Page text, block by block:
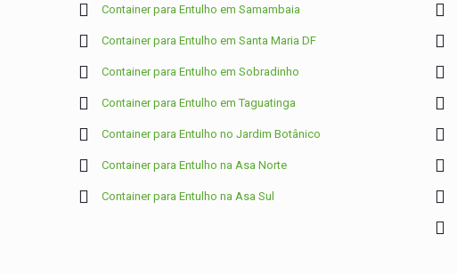
Container para Entulho em Samambaia
Container para Entulho em Santa Maria DF
Container para Entulho em Sobradinho
Container para Entulho em Taguatinga
Container para Entulho no Jardim Botânico
Container para Entulho na Asa Norte
Container para Entulho na Asa Sul